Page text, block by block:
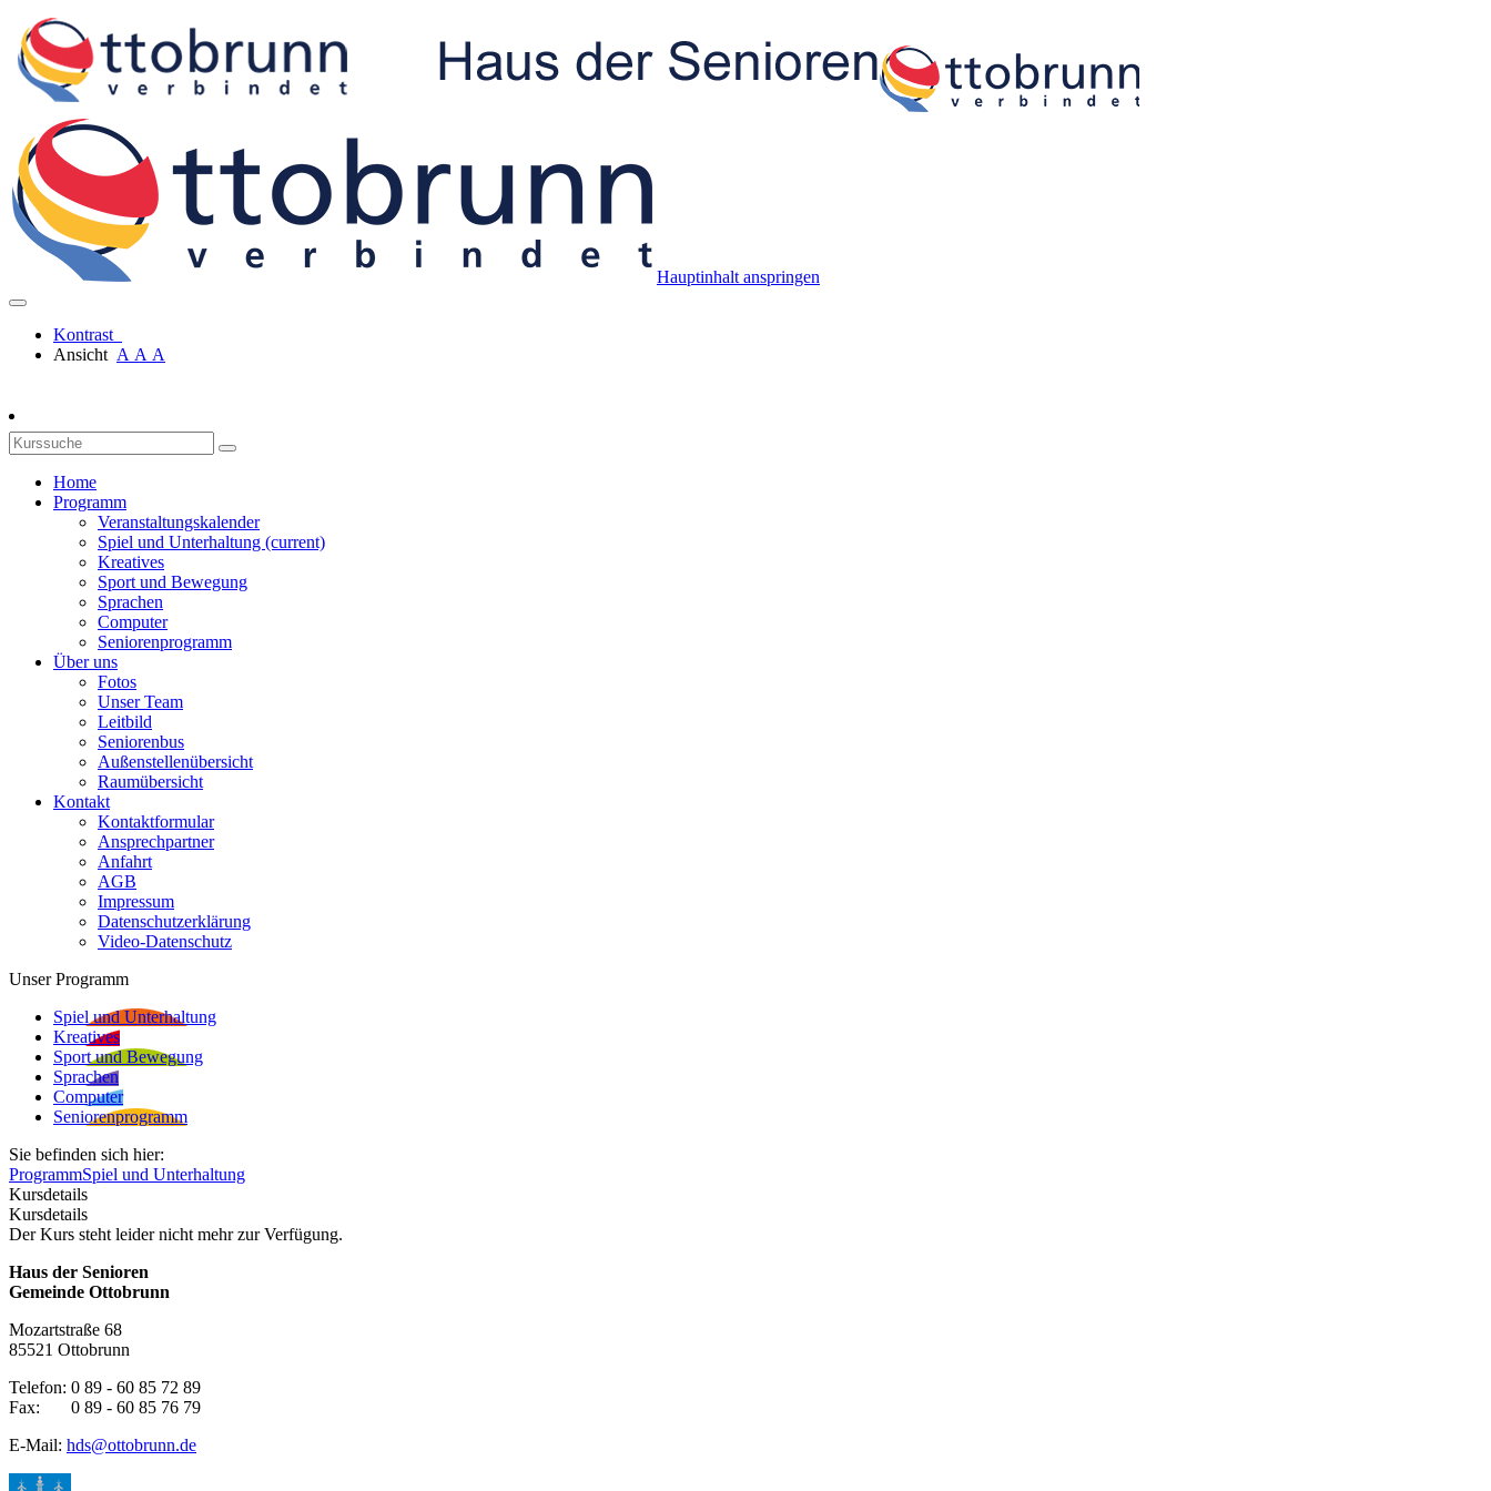
Hauptinhalt anspringen
Kontrast
Ansicht A A A
Home
Programm
Veranstaltungskalender
Spiel und Unterhaltung (current)
Kreatives
Sport und Bewegung
Sprachen
Computer
Seniorenprogramm
Über uns
Fotos
Unser Team
Leitbild
Seniorenbus
Außenstellenübersicht
Raumübersicht
Kontakt
Kontaktformular
Ansprechpartner
Anfahrt
AGB
Impressum
Datenschutzerklärung
Video-Datenschutz
Unser Programm
Spiel und Unterhaltung
Kreatives
Sport und Bewegung
Sprachen
Computer
Seniorenprogramm
Sie befinden sich hier:
ProgrammSpiel und Unterhaltung
Kursdetails
Kursdetails
Der Kurs steht leider nicht mehr zur Verfügung.
Haus der Senioren
Gemeinde Ottobrunn
Mozartstraße 68
85521 Ottobrunn
Telefon: 0 89 - 60 85 72 89
Fax: 0 89 - 60 85 76 79
E-Mail: hds@ottobrunn.de